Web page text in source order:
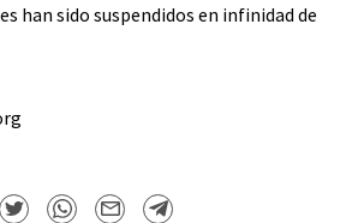
han sido suspendidos en infinidad de